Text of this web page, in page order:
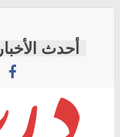
content